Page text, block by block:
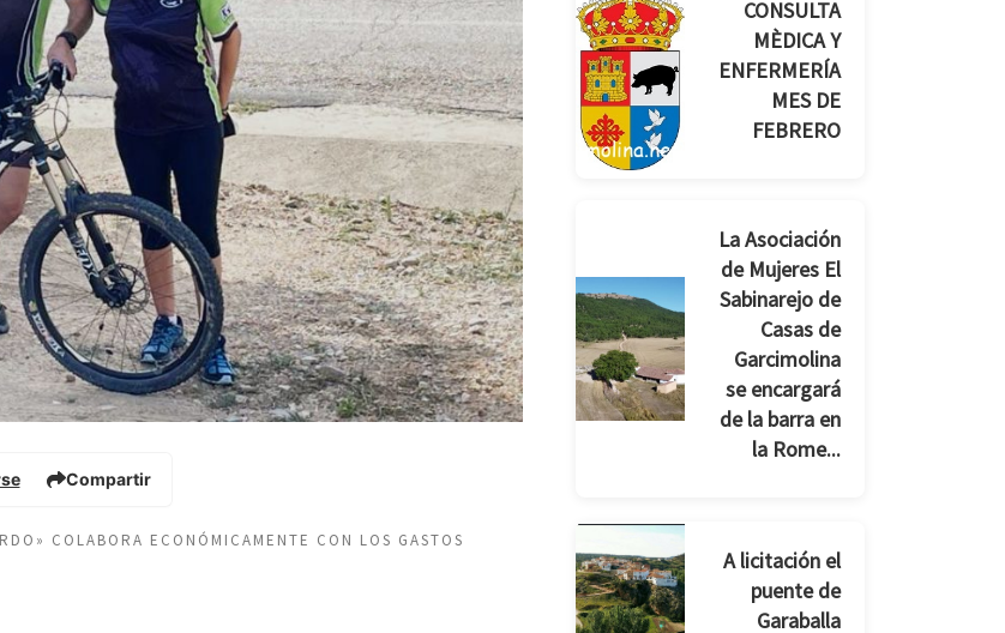
Compartir
COLABORA ECONÓMICAMENTE CON LOS GASTOS
CONSULTA
MÈDICA Y
ENFERMERÍA
MES DE
FEBRERO
La Asociación
de Mujeres El
Sabinarejo de
Casas de
Garcimolina
se encargará
de la barra en
la Rome...
A licitación el
puente de
Garaballa